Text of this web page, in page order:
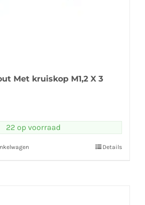
Met kruiskop M1,2 X 3
22 op voorraad
Details